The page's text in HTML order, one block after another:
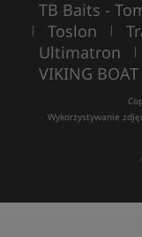
TB Baits -
| Toslon |
Ultimatron |
VIKING BOAT
Wykorzystywanie